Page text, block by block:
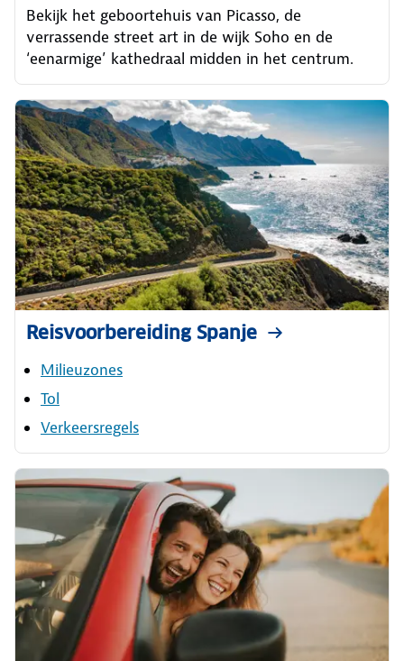
Bekijk het geboortehuis van Picasso, de
verrassende street art in de wijk Soho en de
‘eenarmige’ kathedraal midden in het centrum.
Reisvoorbereiding Spanje
Milieuzones
Tol
Verkeersregels